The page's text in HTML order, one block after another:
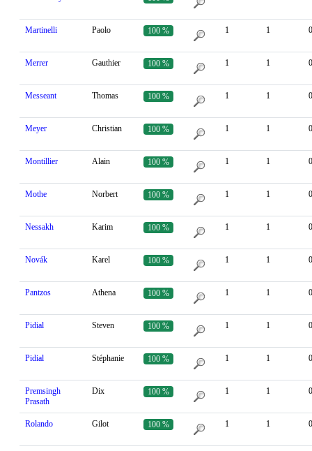
Martinelli Paolo 100 % 1 1 0
Merrer Gauthier 100 % 1 1 0
Messeant Thomas 100 % 1 1 0
Meyer Christian 100 % 1 1 0
Montillier Alain 100 % 1 1 0
Mothe Norbert 100 % 1 1 0
Nessakh Karim 100 % 1 1 0
Novák Karel 100 % 1 1 0
Pantzos Athena 100 % 1 1 0
Pidial Steven 100 % 1 1 0
Pidial Stéphanie 100 % 1 1 0
Premsingh
Prasath
Dix 100 % 1 1 0
Rolando Gilot 100 % 1 1 0